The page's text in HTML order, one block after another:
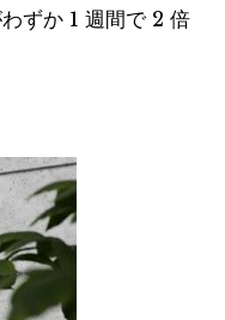
ずか 1 週間で 2 倍